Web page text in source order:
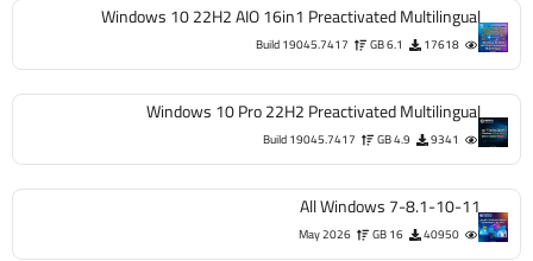
Windows 10 22H2 AIO 16in1 Preactivated Multilingual
17618
6.1 GB
Build 19045.7417
Windows 10 Pro 22H2 Preactivated Multilingual
9341
4.9 GB
Build 19045.7417
All Windows 7-8.1-10-11
40950
16 GB
May 2026